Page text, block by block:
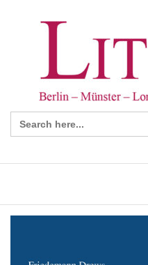
Search
for: